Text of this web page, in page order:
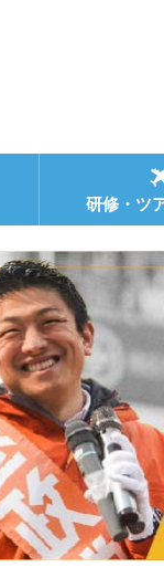
研修・ツ